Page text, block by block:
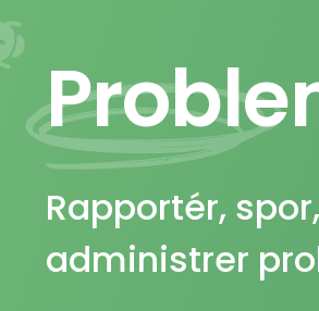
Rapportér,
administrer